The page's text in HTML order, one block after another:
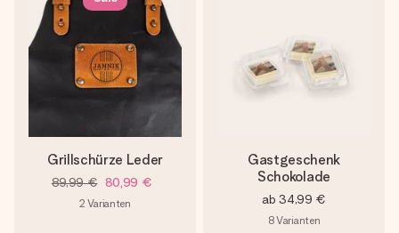
Grillschürze Leder
89,99 € 80,99 €
2 Varianten
Gastgeschenk
Schokolade
ab 34,99 €
8Varianten